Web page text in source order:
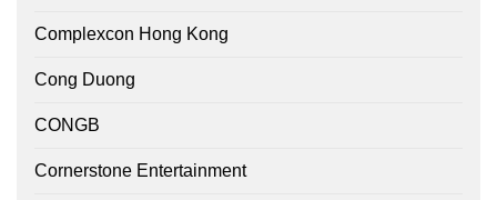
Complexcon Hong Kong
Cong Duong
CONGB
Cornerstone Entertainment